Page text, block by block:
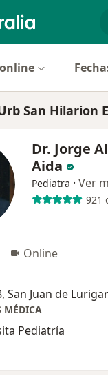
San Hilarion
Dr. Jorge
Aida
Pediatra · Ver
921
Online
San Juan de
MÉDICA
Pediatría